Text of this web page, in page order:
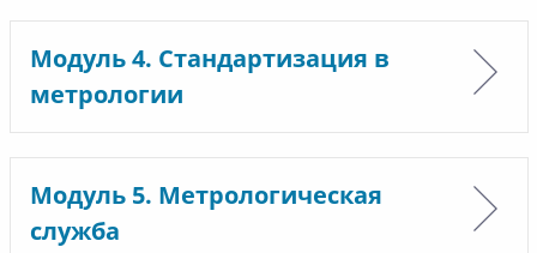
Модуль 4. Стандартизация в
метрологии
Модуль 5. Метрологическая
служба